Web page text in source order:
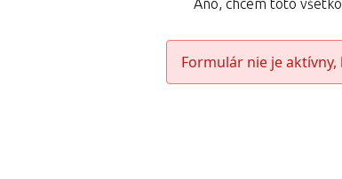
Áno, chcem toto
Formulár nie je